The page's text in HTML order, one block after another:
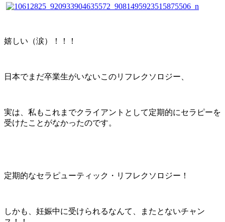
嬉しい（涙）！！！
日本でまだ卒業生がいないこのリフレクソロジー、
実は、私もこれまでクライアントとして定期的にセラピーを
受けたことがなかったのです。
定期的なセラピューティック・リフレクソロジー！
しかも、妊娠中に受けられるなんて、またとないチャン